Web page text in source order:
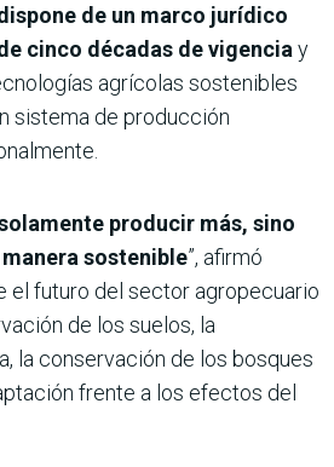
de un marco jurídico
cinco décadas de vigencia y
agrícolas sostenibles
sistema de producción
producir más, sino
sostenible”, afirmó
el futuro del sector agropecuario
de los suelos, la
la conservación de los bosques
frente a los efectos del